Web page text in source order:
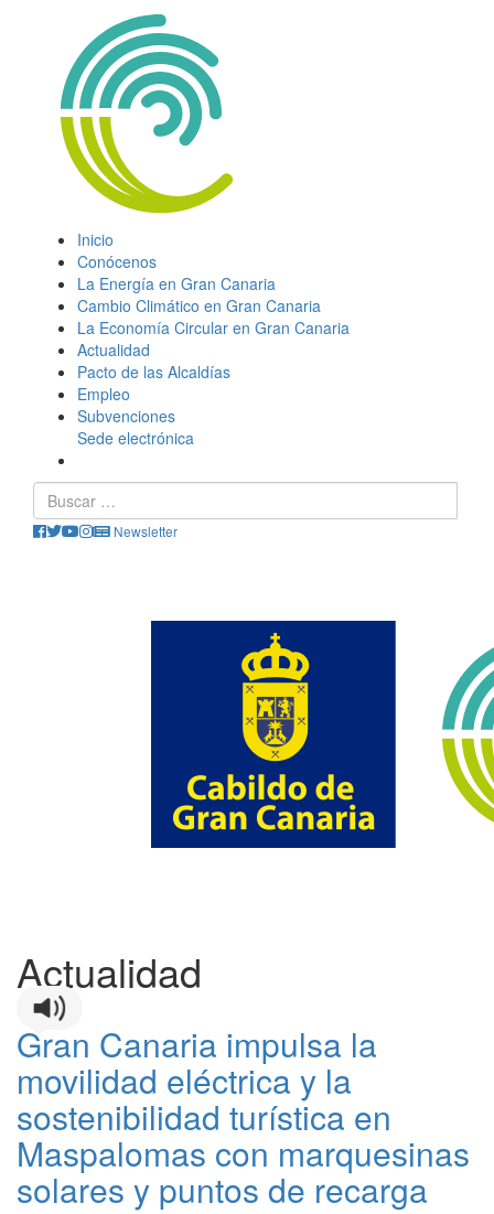
Inicio
Conócenos
La Energía en Gran Canaria
Cambio Climático en Gran Canaria
La Economía Circular en Gran Canaria
Actualidad
Pacto de las Alcaldías
Empleo
Subvenciones
Sede electrónica
Newsletter
Actualidad
Gran Canaria impulsa la
movilidad eléctrica y la
sostenibilidad turística en
Maspalomas con marquesinas
solares y puntos de recarga